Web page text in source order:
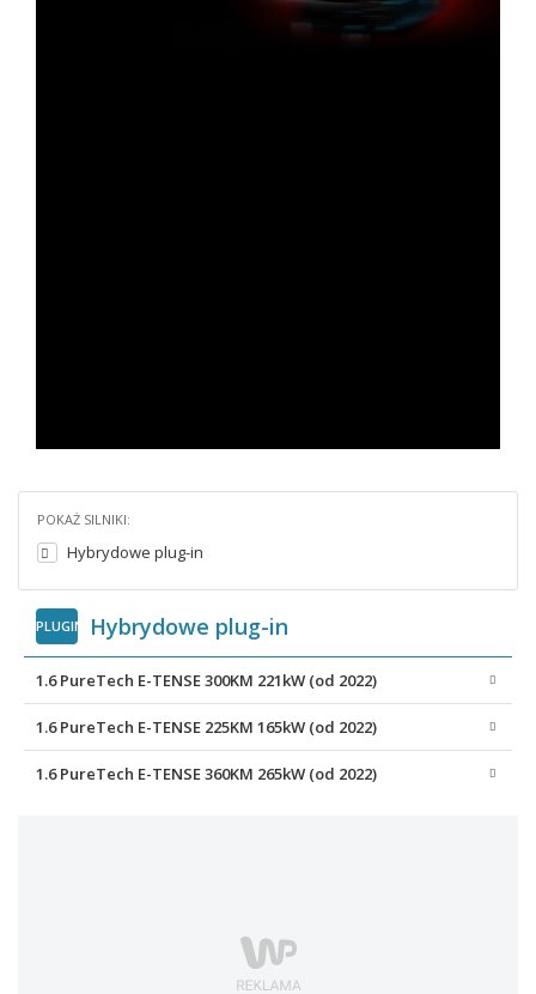
POKAŻ SILNIKI:
Hybrydowe plug-in
PLUGIN Hybrydowe plug-in
1.6 PureTech E-TENSE 300KM 221kW (od 2022)
1.6 PureTech E-TENSE 225KM 165kW (od 2022)
1.6 PureTech E-TENSE 360KM 265kW (od 2022)